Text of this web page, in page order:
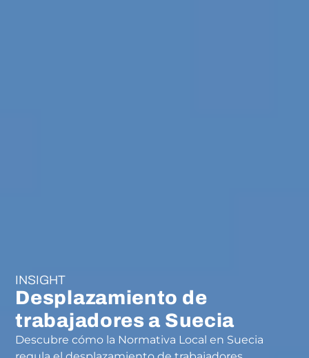
INSIGHT
Desplazamiento de
trabajadores a Suecia
Descubre cómo la Normativa Local en Suecia